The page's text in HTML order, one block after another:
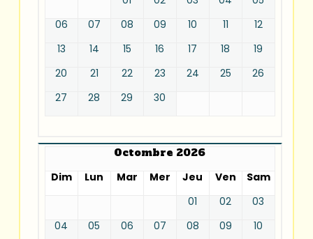
06
07 08 09 10 11
12
13
14 15 16 17 18
19
20
21 22 23 24 25
26
27
28 29 30
Octombre 2026
Dim
Lun Mar Mer Jeu Ven
Sam
01
02
03
04
05 06 07 08 09
10